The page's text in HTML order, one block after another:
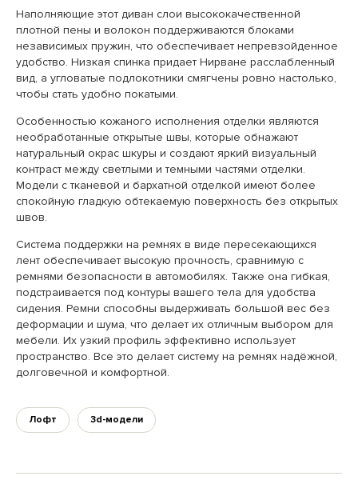
Наполняющие этот диван слои высококачественной
плотной пены и волокон поддерживаются блоками
независимых пружин, что обеспечивает непревзойденное
удобство. Низкая спинка придает Нирване расслабленный
вид, а угловатые подлокотники смягчены ровно настолько,
чтобы стать удобно покатыми.
Особенностью кожаного исполнения отделки являются
необработанные открытые швы, которые обнажают
натуральный окрас шкуры и создают яркий визуальный
контраст между светлыми и темными частями отделки.
Модели с тканевой и бархатной отделкой имеют более
спокойную гладкую обтекаемую поверхность без открытых
швов.
Система поддержки на ремнях в виде пересекающихся
лент обеспечивает высокую прочность, сравнимую с
ремнями безопасности в автомобилях. Также она гибкая,
подстраивается под контуры вашего тела для удобства
сидения. Ремни способны выдерживать большой вес без
деформации и шума, что делает их отличным выбором для
мебели. Их узкий профиль эффективно использует
пространство. Все это делает систему на ремнях надёжной,
долговечной и комфортной.
Лофт 3d-модели